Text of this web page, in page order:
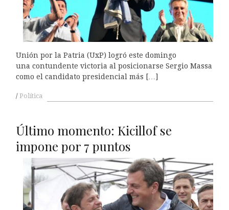
Unión por la Patria (UxP) logró este domingo
una contundente victoria al posicionarse Sergio Massa
como el candidato presidencial más […]
Política
Último momento: Kicillof se
impone por 7 puntos